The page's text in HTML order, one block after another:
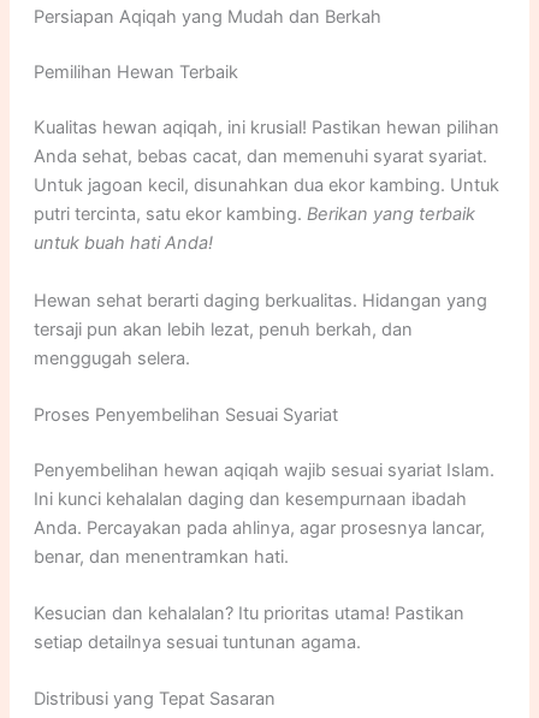
Persiapan Aqiqah yang Mudah dan Berkah
Pemilihan Hewan Terbaik
Kualitas hewan aqiqah, ini krusial! Pastikan hewan pilihan
Anda sehat, bebas cacat, dan memenuhi syarat syariat.
Untuk jagoan kecil, disunahkan dua ekor kambing. Untuk
putri tercinta, satu ekor kambing. Berikan yang terbaik
untuk buah hati Anda!
Hewan sehat berarti daging berkualitas. Hidangan yang
tersaji pun akan lebih lezat, penuh berkah, dan
menggugah selera.
Proses Penyembelihan Sesuai Syariat
Penyembelihan hewan aqiqah wajib sesuai syariat Islam.
Ini kunci kehalalan daging dan kesempurnaan ibadah
Anda. Percayakan pada ahlinya, agar prosesnya lancar,
benar, dan menentramkan hati.
Kesucian dan kehalalan? Itu prioritas utama! Pastikan
setiap detailnya sesuai tuntunan agama.
Distribusi yang Tepat Sasaran